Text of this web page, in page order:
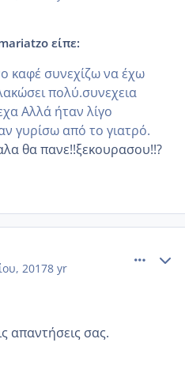
είπε:
καφέ συνεχίζω να έχω
πολύ.συνεχεια
Αλλά ήταν λίγο
γυρίσω από το γιατρό.
θα πανε!!ξεκουρασου!!?
20178 yr
απαντήσεις σας.